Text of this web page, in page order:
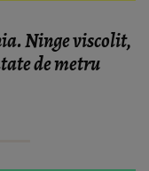
Ninge viscolit,
de metru